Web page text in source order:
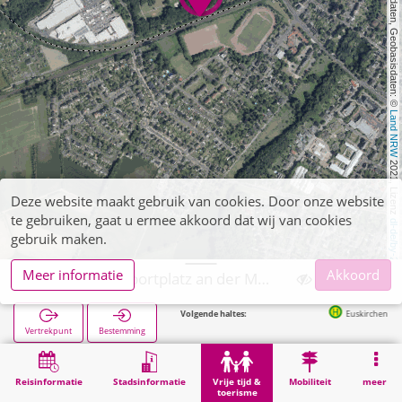
, Kartendaten, Geobasisdaten: ©
Land NRW
2021, Lizenz
dl-de/by-2-0
Reisinformatie Stadsinformatie
Vrije tijd &
toerisme
Mobiliteit meer
Vertrekpunt Bestemming
Volgende haltes: Euskirchen Berufskolleg in 344m
Vrije tijd & toerisme Euskirchen, Sportplatz an der Marienschule
Deze website maakt gebruik van cookies. Door onze website
te gebruiken, gaat u ermee akkoord dat wij van cookies
gebruik maken.
Meer informatie
Akkoord